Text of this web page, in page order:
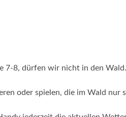
7-8, dürfen wir nicht in den
oder spielen, die im Wald nur